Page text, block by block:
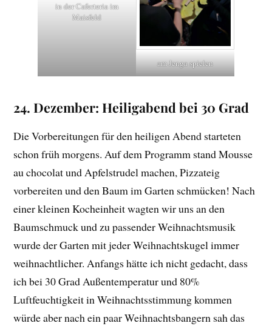
in der Caferteria im
Maisfeld
am Jenga spielen
24. Dezember: Heiligabend bei 30 Grad
Die Vorbereitungen für den heiligen Abend starteten
schon früh morgens. Auf dem Programm stand Mousse
au chocolat und Apfelstrudel machen, Pizzateig
vorbereiten und den Baum im Garten schmücken! Nach
einer kleinen Kocheinheit wagten wir uns an den
Baumschmuck und zu passender Weihnachtsmusik
wurde der Garten mit jeder Weihnachtskugel immer
weihnachtlicher. Anfangs hätte ich nicht gedacht, dass
ich bei 30 Grad Außentemperatur und 80%
Luftfeuchtigkeit in Weihnachtsstimmung kommen
würde aber nach ein paar Weihnachtsbangern sah das